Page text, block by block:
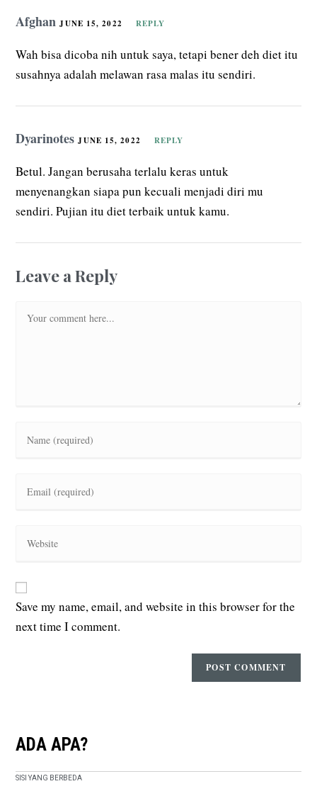
Afghan JUNE 15, 2022 REPLY
Wah bisa dicoba nih untuk saya, tetapi bener deh diet itu
susahnya adalah melawan rasa malas itu sendiri.
Dyarinotes JUNE 15, 2022 REPLY
Betul. Jangan berusaha terlalu keras untuk
menyenangkan siapa pun kecuali menjadi diri mu
sendiri. Pujian itu diet terbaik untuk kamu.
Leave a Reply
your
username
your
your
URL
(optional)
Save my name, email, and website in this browser for the
next time I comment.
ADA APA?
SISI YANG BERBEDA